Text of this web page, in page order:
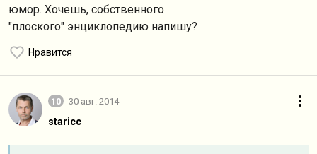
юмор. Хочешь, собственного
"плоского" энциклопедию напишу?
Нравится
10 30 авг. 2014
staricc